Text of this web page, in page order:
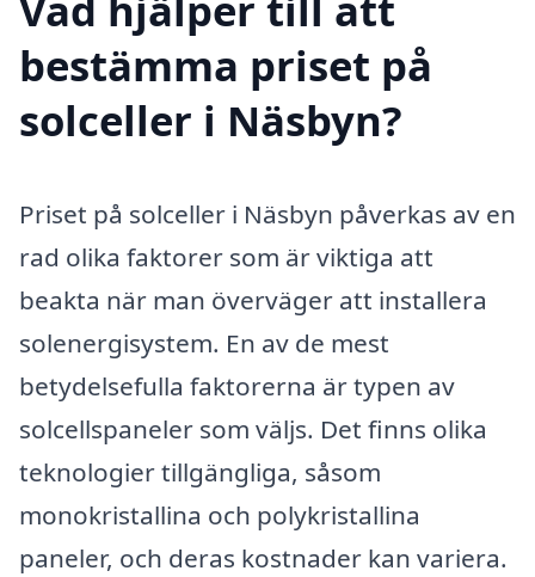
bestämma priset på
solceller i Näsbyn?
Priset på solceller i Näsbyn påverkas av en
rad olika faktorer som är viktiga att
beakta när man överväger att installera
solenergisystem. En av de mest
betydelsefulla faktorerna är typen av
solcellspaneler som väljs. Det finns olika
teknologier tillgängliga, såsom
monokristallina och polykristallina
paneler, och deras kostnader kan variera.